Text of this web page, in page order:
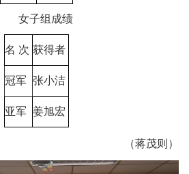
女子组成绩
名 次 获得者
冠军 张小洁
亚军 姜旭宏
（蒋茂则）